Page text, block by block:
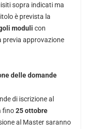
sopra indicati ma
è prevista la
moduli con
previa approvazione
delle domande
di iscrizione al
fino25 ottobre
al Master saranno